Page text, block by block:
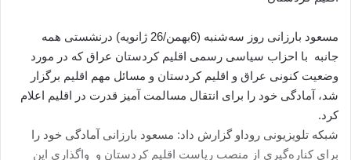
مسعود بارزانی روز سه‌شنبه (6بهمن/26 ژانویه)‌ درنشستی همه‌
جانبه‌ با احزاب سیاسی رسمی اقلیم کردستان عراق که‌ در مورد
وضعیت کنونی عراق و اقلیم کردستان و مسائل مهم اقلیم برگزار
شد، آمادگی خود را برای انتقال مسالمت آمیز قدرت در اقلیم اعلام
کرد.
شبکه‌ تلویزیونی روداو گزارش داد: مسعود بارزانی آمادگی خود را
برای کناره‌گیری از منصب ریاست اقلیم کردستان و واگذاری این